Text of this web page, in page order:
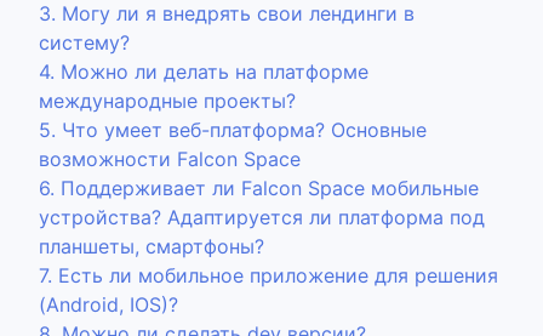
3. Могу ли я внедрять свои лендинги в
систему?
4. Можно ли делать на платформе
международные проекты?
5. Что умеет веб-платформа? Основные
возможности Falcon Space
6. Поддерживает ли Falcon Space мобильные
устройства? Адаптируется ли платформа под
планшеты, смартфоны?
7. Есть ли мобильное приложение для решения
(Android, IOS)?